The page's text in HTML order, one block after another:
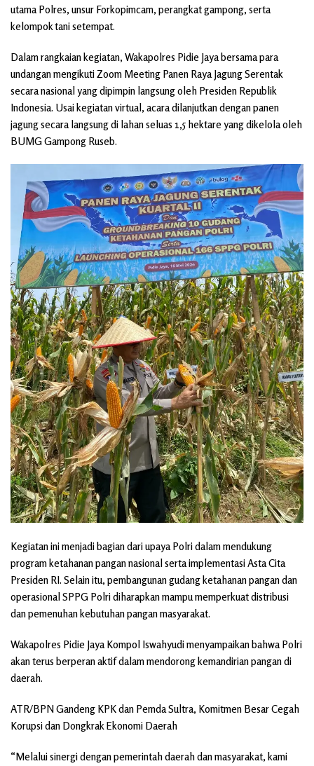
utama Polres, unsur Forkopimcam, perangkat gampong, serta
kelompok tani setempat.
Dalam rangkaian kegiatan, Wakapolres Pidie Jaya bersama para
undangan mengikuti Zoom Meeting Panen Raya Jagung Serentak
secara nasional yang dipimpin langsung oleh Presiden Republik
Indonesia. Usai kegiatan virtual, acara dilanjutkan dengan panen
jagung secara langsung di lahan seluas 1,5 hektare yang dikelola oleh
BUMG Gampong Ruseb.
Kegiatan ini menjadi bagian dari upaya Polri dalam mendukung
program ketahanan pangan nasional serta implementasi Asta Cita
Presiden RI. Selain itu, pembangunan gudang ketahanan pangan dan
operasional SPPG Polri diharapkan mampu memperkuat distribusi
dan pemenuhan kebutuhan pangan masyarakat.
Wakapolres Pidie Jaya Kompol Iswahyudi menyampaikan bahwa Polri
akan terus berperan aktif dalam mendorong kemandirian pangan di
daerah.
ATR/BPN Gandeng KPK dan Pemda Sultra, Komitmen Besar Cegah
Korupsi dan Dongkrak Ekonomi Daerah
“Melalui sinergi dengan pemerintah daerah dan masyarakat, kami